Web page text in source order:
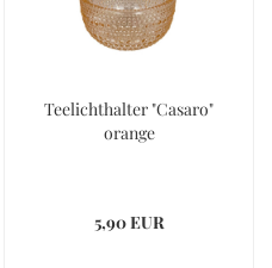
Teelichthalter "Casaro"
orange
5,90 EUR